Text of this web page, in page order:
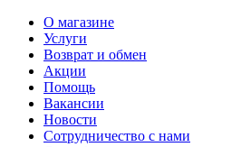
О магазине
Услуги
Возврат и обмен
Акции
Помощь
Вакансии
Новости
Сотрудничество с нами